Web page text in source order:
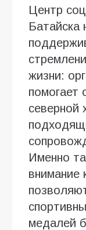
Центр
Батайска
жизни:
помогает
северной
Именно
внимание
медалей